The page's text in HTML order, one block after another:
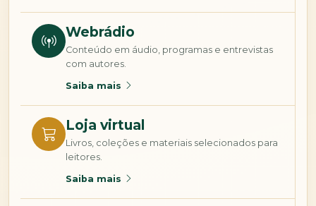
Webrádio
Conteúdo em áudio, programas e entrevistas
com autores.
Saiba mais
Loja virtual
Livros, coleções e materiais selecionados para
leitores.
Saiba mais